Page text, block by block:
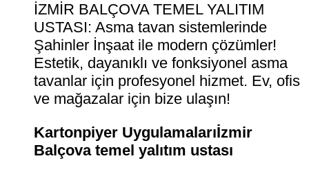
İZMİR BALÇOVA TEMEL YALITIM
USTASI: Asma tavan sistemlerinde
Şahinler İnşaat ile modern çözümler!
Estetik, dayanıklı ve fonksiyonel asma
tavanlar için profesyonel hizmet. Ev, ofis
ve mağazalar için bize ulaşın!
Kartonpiyer Uygulamalarıİzmir
Balçova temel yalıtım ustası